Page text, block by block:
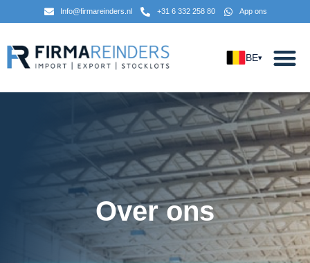
Info@firmareinders.nl +31 6 332 258 80 App ons
BE▾
Over ons